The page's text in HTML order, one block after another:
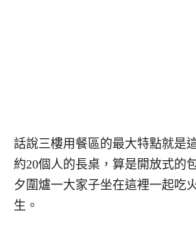
話說三樓用餐區的最大特點就是
約20個人的長桌，算是開放式的
夕圍爐一大家子坐在這裡一起吃
生。